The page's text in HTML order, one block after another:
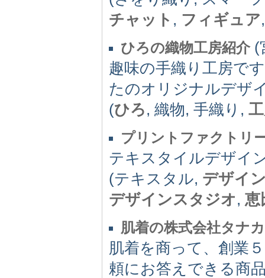
チャット , フィギュア
ひろの織物工房紹介(
趣味の手織り工房で
たのオリジナルデザ
(ひろ, 織物, 手織り,
プリントファクトリ
テキスタイルデザイ
(テキスタル, デザイ
デザインスタジオ, 恵
肌着の株式会社タナカ
肌着を商って、創業
頼にお答えできる商